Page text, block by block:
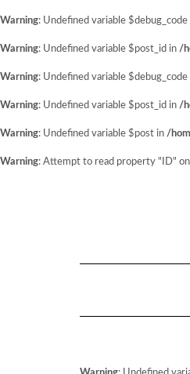
Warning: Undefined variable $debug_code
Warning: Undefined variable $post_id in /
Warning: Undefined variable $debug_code
Warning: Undefined variable $post_id in /
Warning: Undefined variable $post in /
Warning: Attempt to read property "ID"